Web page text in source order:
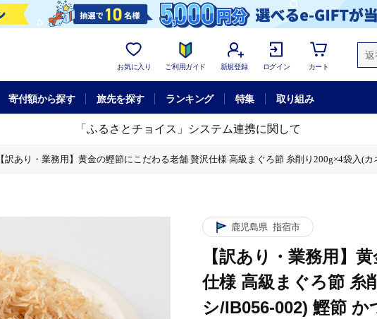
お気に入り ご利用ガイド 新規登録 ログイン カート
寄付額から探す 旅先を探す ランキング 特集 取り組み
「ふるさとチョイス」システム連携に関して
【訳あり・業務用】黄金の鰹節にこだわる老舗 贅沢仕様 高級まぐろ節 糸削り200g×4袋入(
鹿児島県 指宿市
【訳あり・業務用】
仕様 高級まぐろ節 糸
シ/IB056-002) 鰹節